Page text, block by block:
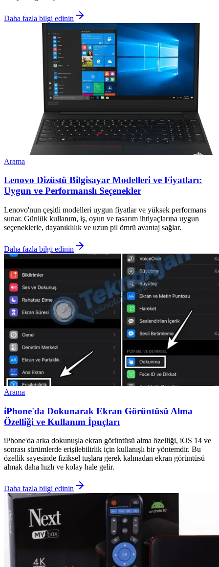
Daha fazla bilgi edinin
Arama
Lenovo Dizüstü Bilgisayar Modelleri ve Fiyatları:
Uygun ve Performanslı Seçenekler
Lenovo'nun çeşitli modelleri uygun fiyatlar ve yüksek performans
sunar. Günlük kullanım, iş, oyun ve tasarım ihtiyaçlarına uygun
seçeneklerle, dayanıklılık ve uzun pil ömrü avantaj sağlar.
Daha fazla bilgi edinin
Arama
iPhone'da Dokunarak Ekran Görüntüsü Alma
Özelliği ve Kullanım İpuçları
iPhone'da arka dokunuşla ekran görüntüsü alma özelliği, iOS 14 ve
sonrası sürümlerde erişilebilirlik için kullanışlı bir yöntemdir. Bu
özellik sayesinde fiziksel tuşlara gerek kalmadan ekran görüntüsü
almak daha hızlı ve kolay hale gelir.
Daha fazla bilgi edinin